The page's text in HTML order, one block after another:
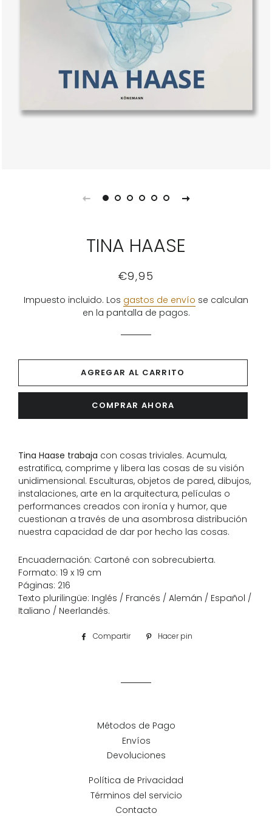
TINA HAASE
Precio
Precio
venta
€9,95
Impuesto incluido. Los gastos de envío se calculan
en la pantalla de pagos.
AGREGAR AL CARRITO
COMPRAR AHORA
Tina Haase trabaja con cosas triviales. Acumula,
estratifica, comprime y libera las cosas de su visión
unidimensional. Esculturas, objetos de pared, dibujos,
instalaciones, arte en la arquitectura, películas o
performances creados con ironía y humor, que
cuestionan a través de una asombrosa distribución
nuestra capacidad de dar por hecho las cosas.
Encuadernación: Cartoné con sobrecubierta.
Formato: 19 x 19 cm
Páginas: 216
Texto plurilingüe: Inglés / Francés / Alemán / Español /
Italiano / Neerlandés.
Compartir
CompartirHacer pin
Métodos de Pago
Envíos
Devoluciones
Política de Privacidad
Términos del servicio
Contacto